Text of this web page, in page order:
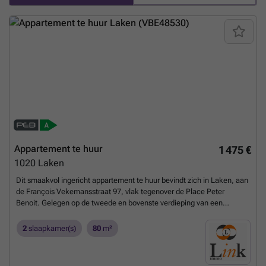
1 475 €
Appartement te huur
1020 Laken
Dit smaakvol ingericht appartement te huur bevindt zich in Laken, aan
de François Vekemansstraat 97, vlak tegenover de Place Peter
Benoit. Gelegen op de tweede en bovenste verdieping van een
geniet dit pand een uitstekende lichtinval en biedt het een
slaapkamers van respectievelijk 13 en 12 m², een ruime leefruimte
van 30 m², een volledig uitgeruste keuken met een oppervlakte van 8
2 slaapkamer(s) 80 m²